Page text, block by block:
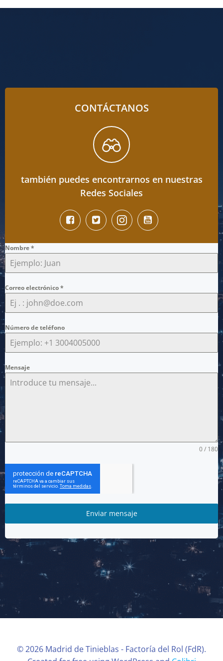
CONTÁCTANOS
también puedes encontrarnos en nuestras
Redes Sociales
Nombre*
Correo electrónico*
Número de teléfono
Mensaje
0 / 180
Enviar mensaje
© 2026 Madrid de Tinieblas - Factoría del Rol (FdR).